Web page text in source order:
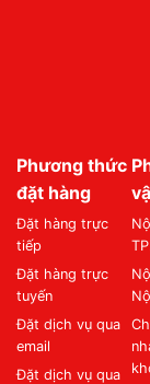
Phương thức
đặt hàng
Đặt hàng trực
tiếp
Đặt hàng trực
tuyến
Đặt dịch vụ qua
email
Đặt dịch vụ qua